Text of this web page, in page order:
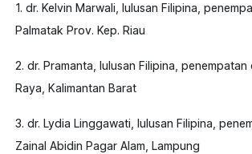
1. dr. Kelvin Marwali, lulusan Filipina,
Palmatak Prov. Kep. Riau
2. dr. Pramanta, lulusan Filipina, penempatan
Raya, Kalimantan Barat
3. dr. Lydia Linggawati, lulusan Filipina,
Zainal Abidin Pagar Alam, Lampung